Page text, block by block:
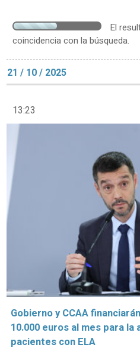
El
coincidencia con la búsqueda.
21 / 10 / 2025
13:23
Gobierno y CCAA
10.000 euros al mes para la
pacientes con ELA